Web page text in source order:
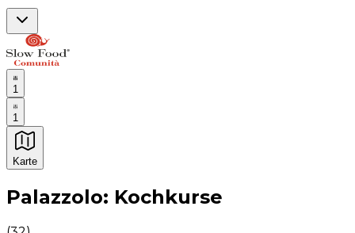
1
1
Karte
Unvergessliche kulinarische Erlebnisse:
Palazzolo: Kochkurse